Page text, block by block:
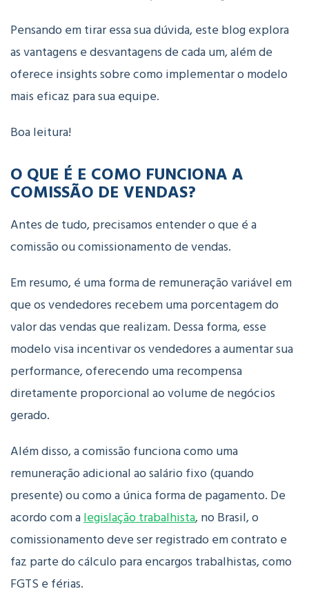
Pensando em tirar essa sua dúvida, este blog explora
as vantagens e desvantagens de cada um, além de
oferece insights sobre como implementar o modelo
mais eficaz para sua equipe.
Boa leitura!
O QUE É E COMO FUNCIONA A
COMISSÃO DE VENDAS?
Antes de tudo, precisamos entender o que é a
comissão ou comissionamento de vendas.
Em resumo, é uma forma de remuneração variável em
que os vendedores recebem uma porcentagem do
valor das vendas que realizam. Dessa forma, esse
modelo visa incentivar os vendedores a aumentar sua
performance, oferecendo uma recompensa
diretamente proporcional ao volume de negócios
gerado.
Além disso, a comissão funciona como uma
remuneração adicional ao salário fixo (quando
presente) ou como a única forma de pagamento. De
acordo com alegislação trabalhista, no Brasil, o
comissionamento deve ser registrado em contrato e
faz parte do cálculo para encargos trabalhistas, como
FGTS e férias.